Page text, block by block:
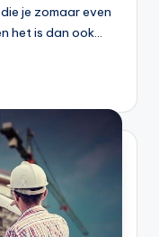
je zomaar even
het is dan ook…